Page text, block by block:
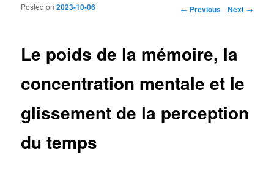
Post navigation ← Previous Next →
Le poids de la mémoire, la
concentration mentale et le
glissement de la perception
du temps
Posted on2023-10-06